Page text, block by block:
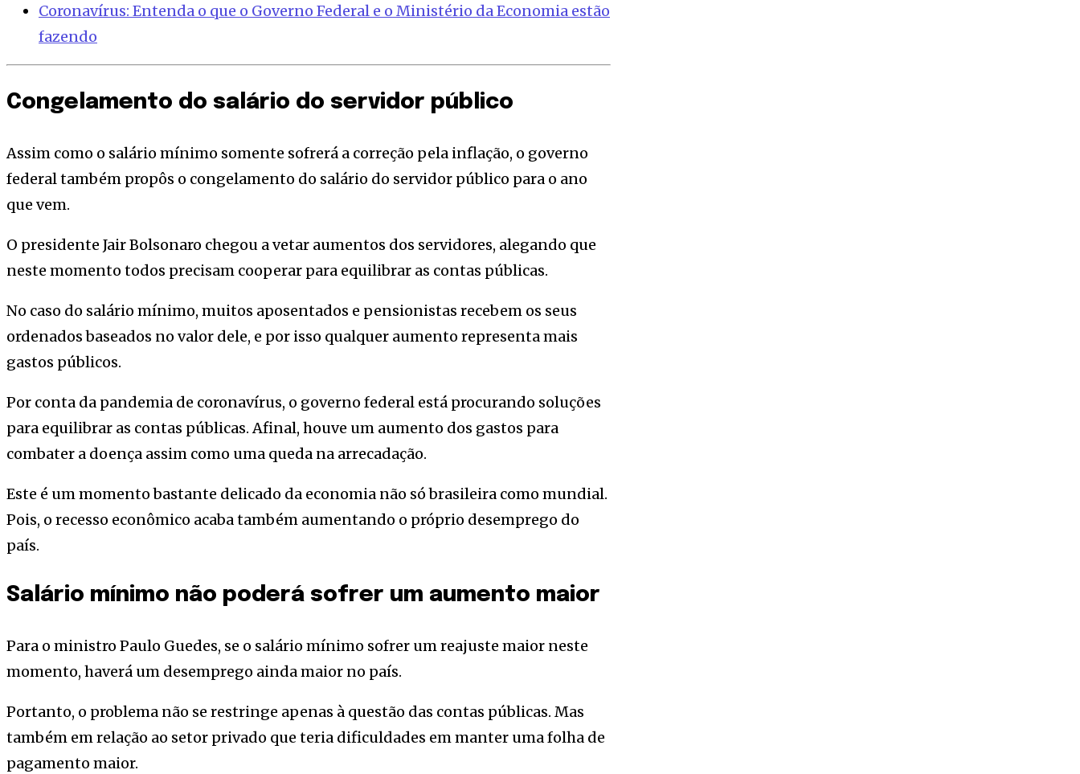
Coronavírus: Entenda o que o Governo Federal e o Ministério da Economia estão
fazendo
Congelamento do salário do servidor público
Assim como o salário mínimo somente sofrerá a correção pela inflação, o governo
federal também propôs o congelamento do salário do servidor público para o ano
que vem.
O presidente Jair Bolsonaro chegou a vetar aumentos dos servidores, alegando que
neste momento todos precisam cooperar para equilibrar as contas públicas.
No caso do salário mínimo, muitos aposentados e pensionistas recebem os seus
ordenados baseados no valor dele, e por isso qualquer aumento representa mais
gastos públicos.
Por conta da pandemia de coronavírus, o governo federal está procurando soluções
para equilibrar as contas públicas. Afinal, houve um aumento dos gastos para
combater a doença assim como uma queda na arrecadação.
Este é um momento bastante delicado da economia não só brasileira como mundial.
Pois, o recesso econômico acaba também aumentando o próprio desemprego do
país.
Salário mínimo não poderá sofrer um aumento maior
Para o ministro Paulo Guedes, se o salário mínimo sofrer um reajuste maior neste
momento, haverá um desemprego ainda maior no país.
Portanto, o problema não se restringe apenas à questão das contas públicas. Mas
também em relação ao setor privado que teria dificuldades em manter uma folha de
pagamento maior.